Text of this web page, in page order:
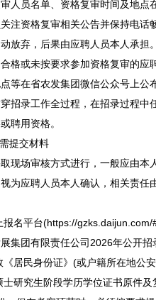
员名单、资格复审时间及地点在
资格复审相关公告并保持电话
放弃，后果由应聘人员本人承担。
或未按要求参加资格复审的应
等在省农发集团微信公众号上公布
录工作全过程，在招录过程中
聘用资格。
提交材料
场审核方式进行，一般应由本
为应聘人员本人确认，相关责
平台(https://gzks.daijun.com/
展集团有限责任公司2026年公开
民身份证》(或户籍所在地公安
究生阶段学历学位证书原件及